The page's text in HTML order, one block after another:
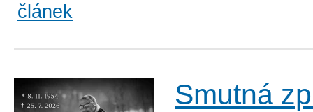
článek
Smutná